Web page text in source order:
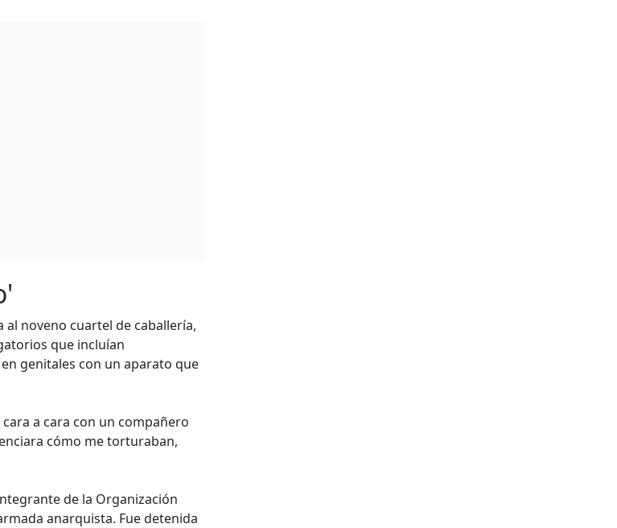
al noveno cuartel de caballería,
que incluían
genitales con un aparato que
a cara con un compañero
cómo me torturaban,
de la Organización
anarquista. Fue detenida